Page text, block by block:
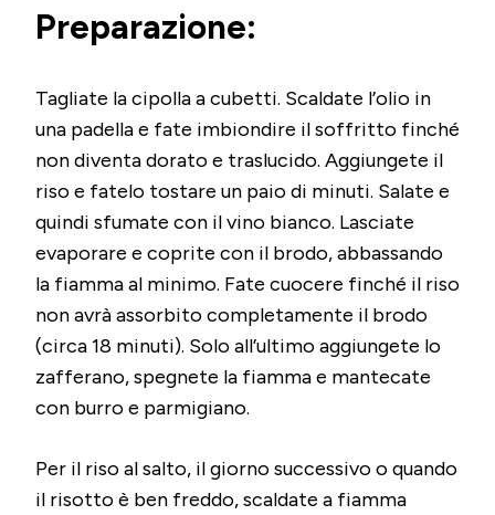
Preparazione:
Tagliate la cipolla a cubetti. Scaldate l’olio in
una padella e fate imbiondire il soffritto finché
non diventa dorato e traslucido. Aggiungete il
riso e fatelo tostare un paio di minuti. Salate e
quindi sfumate con il vino bianco. Lasciate
evaporare e coprite con il brodo, abbassando
la fiamma al minimo. Fate cuocere finché il riso
non avrà assorbito completamente il brodo
(circa 18 minuti). Solo all’ultimo aggiungete lo
zafferano, spegnete la fiamma e mantecate
con burro e parmigiano.
Per il riso al salto, il giorno successivo o quando
il risotto è ben freddo, scaldate a fiamma